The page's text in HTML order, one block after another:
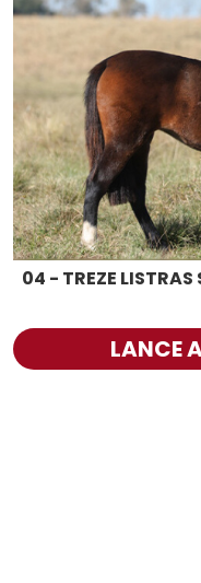
04 - TREZE LISTRAS
LANCE